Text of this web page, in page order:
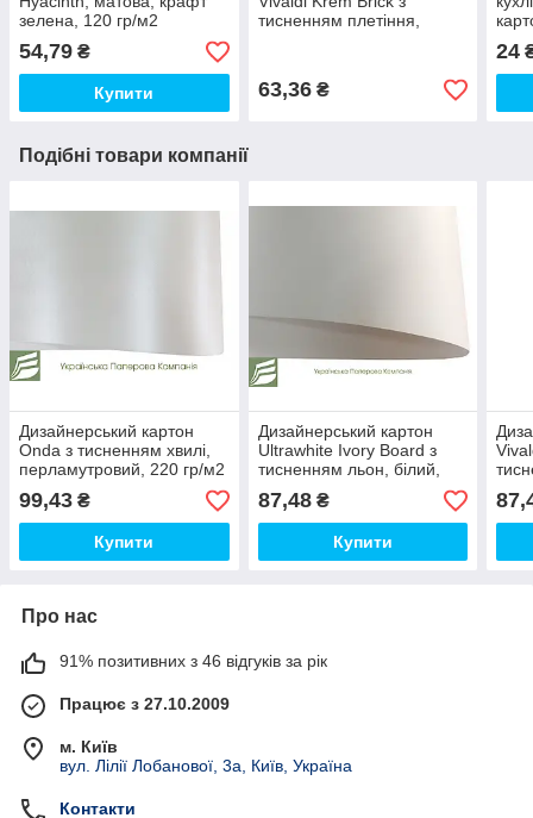
зелена, 120 гр/м2
54,79 ₴
Купити
тисненням плетіння,
63,36₴
24
Подібні товари компанії
Дизайнерський картон
Onda з тисненням хвилі,
перламутровий, 220 гр/м2
99,43 ₴
Купити
Дизайнерський картон
Ultrawhite Ivory Board з
тисненням льон, білий,
87,48₴
Купити
Про нас
91% позитивних з 46 відгуків за рік
Працює з 27.10.2009
м. Київ
вул. Лілії Лобанової, 3а, Київ, Україна
Контакти